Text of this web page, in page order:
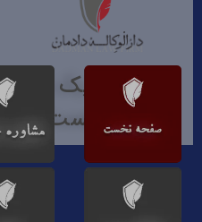
همیشه یک راه
حلی هست!